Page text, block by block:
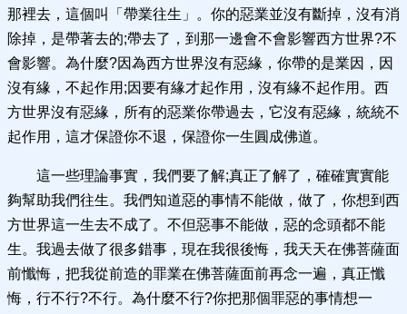
那裡去，這個叫「帶業往生」。你的惡業並沒有斷掉，沒有消
除掉，是帶著去的;帶去了，到那一邊會不會影響西方世界?不
會影響。為什麼?因為西方世界沒有惡緣，你帶的是業因，因
沒有緣，不起作用;因要有緣才起作用，沒有緣不起作用。西
方世界沒有惡緣，所有的惡業你帶過去，它沒有惡緣，統統不
起作用，這才保證你不退，保證你一生圓成佛道。
這一些理論事實，我們要了解;真正了解了，確確實實能
夠幫助我們往生。我們知道惡的事情不能做，做了，你想到西
方世界這一生去不成了。不但惡事不能做，惡的念頭都不能
生。我過去做了很多錯事，現在我很後悔，我天天在佛菩薩面
前懺悔，把我從前造的罪業在佛菩薩面前再念一遍，真正懺
悔，行不行?不行。為什麼不行?你把那個罪惡的事情想一